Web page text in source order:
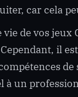
car cela
de vos jeux
il
de
à un